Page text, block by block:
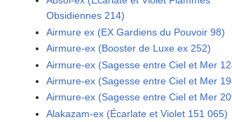
Obsidiennes 214)
Airmure ex (EX Gardiens du Pouvoir 98)
Airmure-ex (Booster de Luxe ex 252)
Airmure-ex (Sagesse entre Ciel et Mer
Airmure-ex (Sagesse entre Ciel et Mer
Airmure-ex (Sagesse entre Ciel et Mer
Alakazam-ex (Écarlate et Violet 151 065)